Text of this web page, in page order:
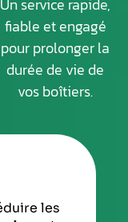
Un service rapide,
fiable et engagé
pour prolonger la
durée de vie de
vos boîtiers.
les